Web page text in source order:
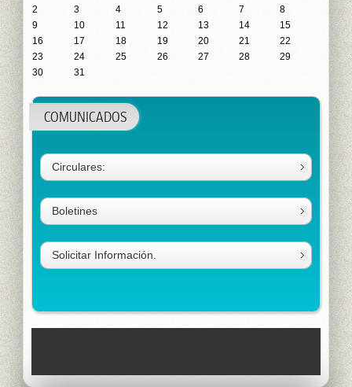
2
3 4 5 6 7
8
9
10 11 12 13 14
15
16
17 18 19 20 21
22
23
24 25 26 27 28
29
30
31
COMUNICADOS
Circulares:
Boletines
Solicitar Información.